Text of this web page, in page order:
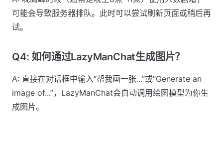
可能会导致服务器排队。此时可以尝试刷新页面或稍后再
试。
Q4: 如何通过LazyManChat生成图片？
A: 直接在对话框中输入“帮我画一张...”或“Generate an
image of...”，LazyManChat会自动调用绘图模型为你生
成图片。